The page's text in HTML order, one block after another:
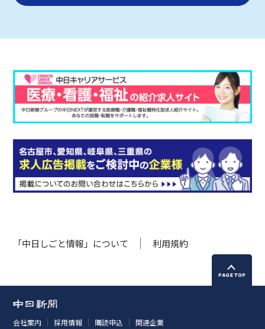
「中日しごと情報」について 利用規約
会社案内 採用情報 購読申込 関連企業